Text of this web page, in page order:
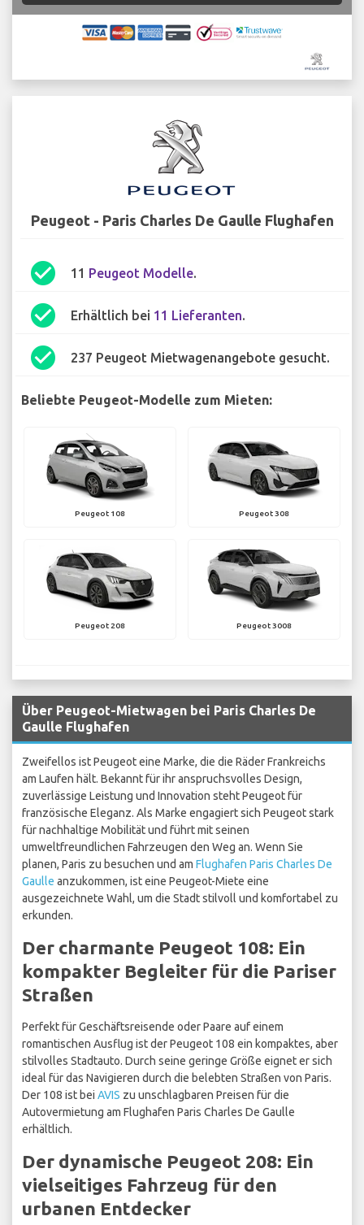
Peugeot - Paris Charles De Gaulle Flughafen
check_circle 11 Peugeot Modelle.
check_circle Erhältlich bei 11 Lieferanten.
check_circle 237 Peugeot Mietwagenangebote gesucht.
Beliebte Peugeot-Modelle zum Mieten:
Peugeot 108 Peugeot 308
Peugeot 208 Peugeot 3008
Über Peugeot-Mietwagen bei Paris Charles De
Gaulle Flughafen
Zweifellos ist Peugeot eine Marke, die die Räder Frankreichs
am Laufen hält. Bekannt für ihr anspruchsvolles Design,
zuverlässige Leistung und Innovation steht Peugeot für
französische Eleganz. Als Marke engagiert sich Peugeot stark
für nachhaltige Mobilität und führt mit seinen
umweltfreundlichen Fahrzeugen den Weg an. Wenn Sie
planen, Paris zu besuchen und am Flughafen Paris Charles De
Gaulle anzukommen, ist eine Peugeot-Miete eine
ausgezeichnete Wahl, um die Stadt stilvoll und komfortabel zu
erkunden.
Der charmante Peugeot 108: Ein
kompakter Begleiter für die Pariser
Straßen
Perfekt für Geschäftsreisende oder Paare auf einem
romantischen Ausflug ist der Peugeot 108 ein kompaktes, aber
stilvolles Stadtauto. Durch seine geringe Größe eignet er sich
ideal für das Navigieren durch die belebten Straßen von Paris.
Der 108 ist bei AVIS zu unschlagbaren Preisen für die
Autovermietung am Flughafen Paris Charles De Gaulle
erhältlich.
Der dynamische Peugeot 208: Ein
vielseitiges Fahrzeug für den
urbanen Entdecker